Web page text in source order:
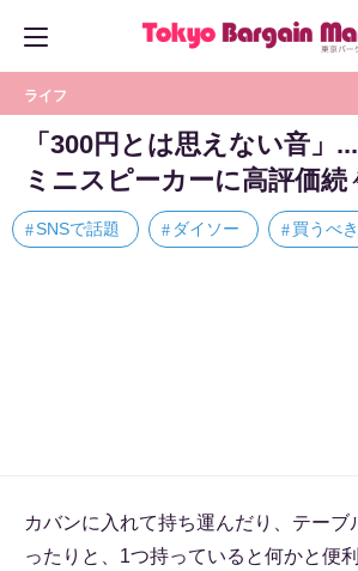
ライフ
「300円とは思えない音」
ミニスピーカーに高評価続
SNSで話題 ダイソー 買うべ
カバンに入れて持ち運んだり、テーブ
ったりと、1つ持っていると何かと便